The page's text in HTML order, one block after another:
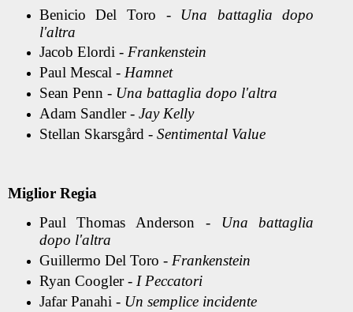
Benicio Del Toro - Una battaglia dopo
l'altra
Jacob Elordi - Frankenstein
Paul Mescal - Hamnet
Sean Penn - Una battaglia dopo l'altra
Adam Sandler - Jay Kelly
Stellan Skarsgård - Sentimental Value
Miglior Regia
Paul Thomas Anderson - Una battaglia
dopo l'altra
Guillermo Del Toro - Frankenstein
Ryan Coogler - I Peccatori
Jafar Panahi - Un semplice incidente